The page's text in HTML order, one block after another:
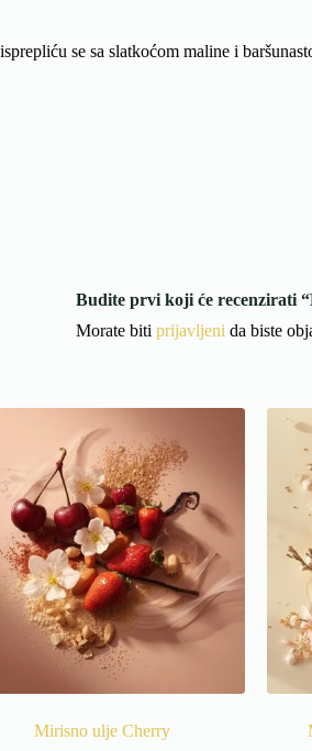
se sa slatkoćom maline i
Budite prvi koji će recenzirati
Morate biti prijavljeni da biste
Mirisno ulje Cherry